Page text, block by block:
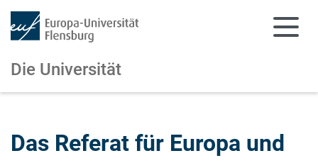
Die Universität
Das Referat für Europa und